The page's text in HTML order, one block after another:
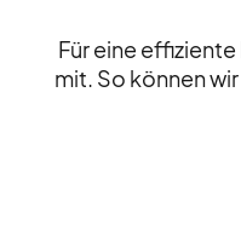
Für eine
mit. So können